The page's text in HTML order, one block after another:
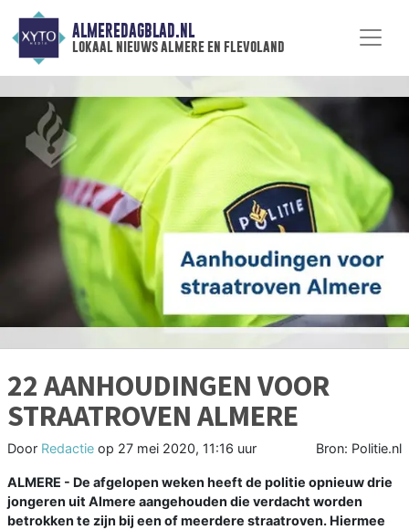
ALMEREDAGBLAD.NL
lokaal nieuws almere en flevoland
22 AANHOUDINGEN VOOR
STRAATROVEN ALMERE
Door Redactie op 27 mei 2020, 11:16 uur Bron: Politie.nl
ALMERE - De afgelopen weken heeft de politie opnieuw drie
jongeren uit Almere aangehouden die verdacht worden
betrokken te zijn bij een of meerdere straatroven. Hiermee